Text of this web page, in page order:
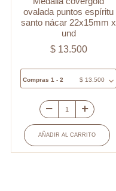
ovalada puntos espíritu
santo nácar 22x15mm x
und
$13.500
Compras 1 - 2 $13.500
Medalla
covergold
ovalada
AÑADIR AL CARRITO